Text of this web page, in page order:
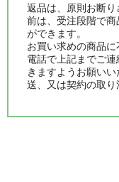
返品は、原則お断
前は、受注段階で
ができます。
お買い求めの商品
電話で上記までご
きますようお願い
送、又は契約の取り